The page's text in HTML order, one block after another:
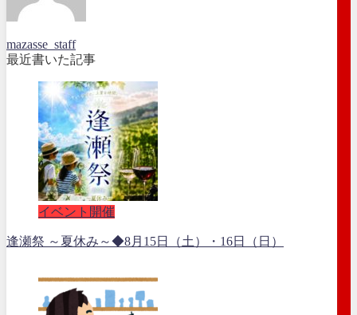
mazasse_staff
最近書いた記事
イベント開催
逢瀬祭 ～夏休み～◆8月15日（土）・16日（日）